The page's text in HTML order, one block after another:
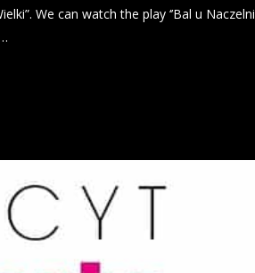
We can watch the play ‘’Bal u